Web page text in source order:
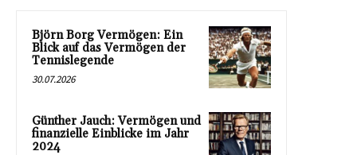
Björn Borg Vermögen: Ein
Blick auf das Vermögen der
Tennislegende
30.07.2026
Günther Jauch: Vermögen und
finanzielle Einblicke im Jahr
2024